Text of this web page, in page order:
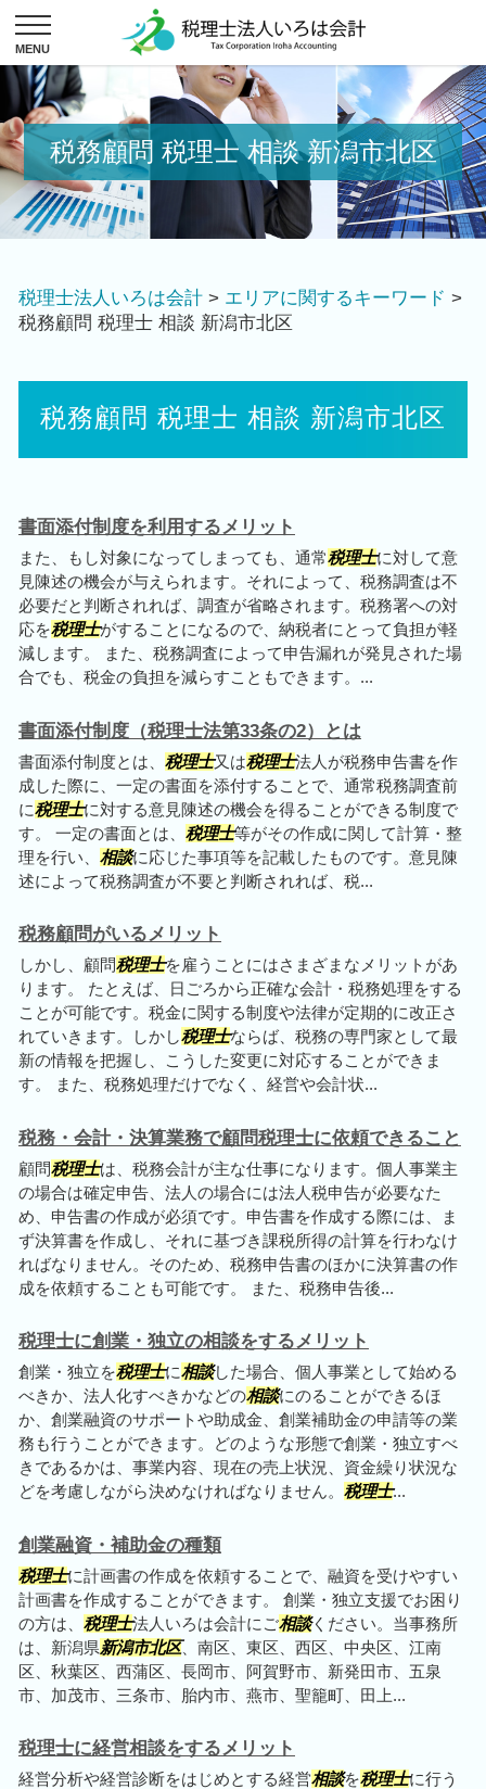
税務顧問 税理士 相談 新潟市北区
税理士法人いろは会計 > エリアに関するキーワード >
税務顧問 税理士 相談 新潟市北区
税務顧問 税理士 相談 新潟市北区
書面添付制度を利用するメリット
また、もし対象になってしまっても、通常税理士に対して意
見陳述の機会が与えられます。それによって、税務調査は不
必要だと判断されれば、調査が省略されます。税務署への対
応を税理士がすることになるので、納税者にとって負担が軽
減します。 また、税務調査によって申告漏れが発見された場
合でも、税金の負担を減らすこともできます。...
書面添付制度（税理士法第33条の2）とは
書面添付制度とは、 税理士又は税理士法人が税務申告書を作
成した際に、一定の書面を添付することで、通常税務調査前
に税理士に対する意見陳述の機会を得ることができる制度で
す。 一定の書面とは、 税理士等がその作成に関して計算・整
理を行い、 相談に応じた事項等を記載したものです。意見陳
述によって税務調査が不要と判断されれば、税...
税務顧問がいるメリット
しかし、顧問税理士を雇うことにはさまざまなメリットがあ
ります。 たとえば、日ごろから正確な会計・税務処理をする
ことが可能です。税金に関する制度や法律が定期的に改正さ
れていきます。しかし税理士ならば、税務の専門家として最
新の情報を把握し、こうした変更に対応することができま
す。 また、税務処理だけでなく、経営や会計状...
税務・会計・決算業務で顧問税理士に依頼できること
顧問税理士は、税務会計が主な仕事になります。個人事業主
の場合は確定申告、法人の場合には法人税申告が必要なた
め、申告書の作成が必須です。申告書を作成する際には、ま
ず決算書を作成し、それに基づき課税所得の計算を行わなけ
ればなりません。そのため、税務申告書のほかに決算書の作
成を依頼することも可能です。 また、税務申告後...
税理士に創業・独立の相談をするメリット
創業・独立を税理士に相談した場合、個人事業として始める
べきか、法人化すべきかなどの相談にのることができるほ
か、創業融資のサポートや助成金、創業補助金の申請等の業
務も行うことができます。どのような形態で創業・独立すべ
きであるかは、事業内容、現在の売上状況、資金繰り状況な
どを考慮しながら決めなければなりません。 税理士...
創業融資・補助金の種類
税理士に計画書の作成を依頼することで、融資を受けやすい
計画書を作成することができます。 創業・独立支援でお困り
の方は、 税理士法人いろは会計にご相談ください。当事務所
は、新潟県新潟市北区、南区、東区、西区、中央区、江南
区、秋葉区、西蒲区、長岡市、阿賀野市、新発田市、五泉
市、加茂市、三条市、胎内市、燕市、聖籠町、田上...
税理士に経営相談をするメリット
経営分析や経営診断をはじめとする経営相談を税理士に行う